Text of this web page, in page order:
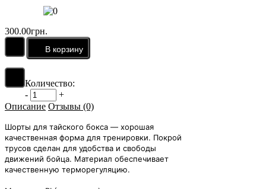
300.00грн.
Количество:
-
+
Описание Отзывы (0)
Шорты для тайского бокса ― хорошая
качественная форма для тренировки. Покрой
трусов сделан для удобства и свободы
движений бойца. Материал обеспечивает
качественную терморегуляцию.